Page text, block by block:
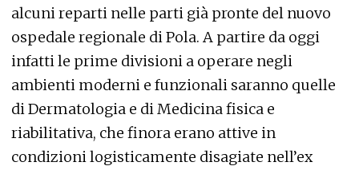
alcuni reparti nelle parti già pronte del nuovo
ospedale regionale di Pola. A partire da oggi
infatti le prime divisioni a operare negli
ambienti moderni e funzionali saranno quelle
di Dermatologia e di Medicina fisica e
riabilitativa, che finora erano attive in
condizioni logisticamente disagiate nell’ex